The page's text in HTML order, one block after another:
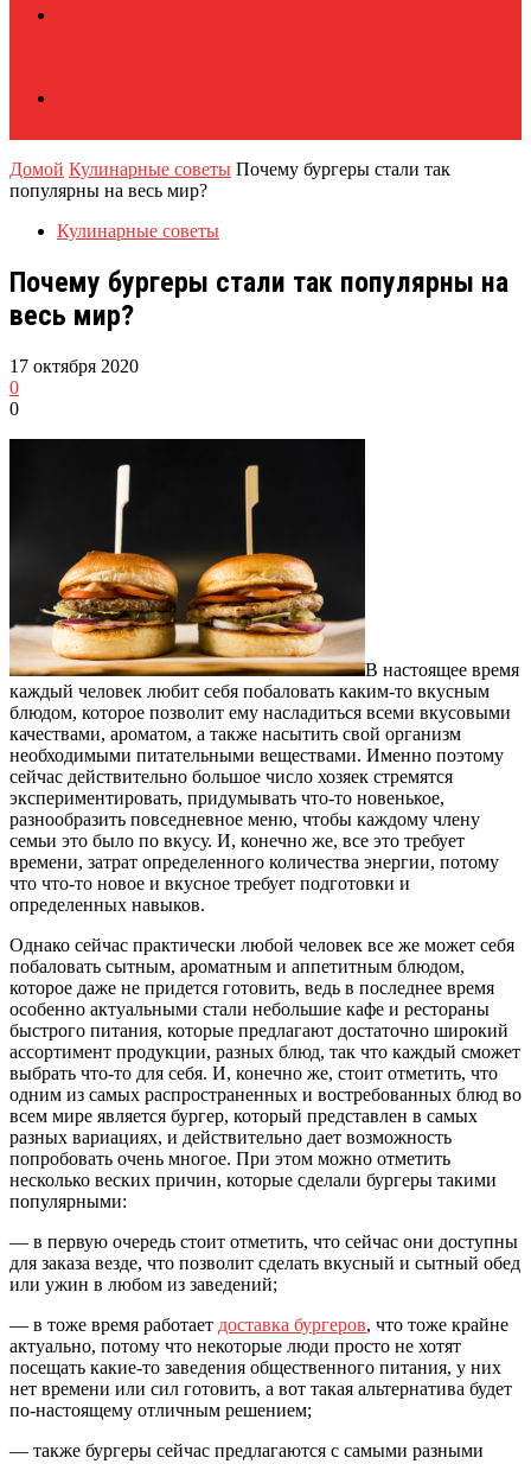
Домой Кулинарные советы Почему бургеры стали так
популярны на весь мир?
Кулинарные советы
Почему бургеры стали так популярны на
весь мир?
17 октября 2020
0
0
В настоящее время
каждый человек любит себя побаловать каким-то вкусным
блюдом, которое позволит ему насладиться всеми вкусовыми
качествами, ароматом, а также насытить свой организм
необходимыми питательными веществами. Именно поэтому
сейчас действительно большое число хозяек стремятся
экспериментировать, придумывать что-то новенькое,
разнообразить повседневное меню, чтобы каждому члену
семьи это было по вкусу. И, конечно же, все это требует
времени, затрат определенного количества энергии, потому
что что-то новое и вкусное требует подготовки и
определенных навыков.
Однако сейчас практически любой человек все же может себя
побаловать сытным, ароматным и аппетитным блюдом,
которое даже не придется готовить, ведь в последнее время
особенно актуальными стали небольшие кафе и рестораны
быстрого питания, которые предлагают достаточно широкий
ассортимент продукции, разных блюд, так что каждый сможет
выбрать что-то для себя. И, конечно же, стоит отметить, что
одним из самых распространенных и востребованных блюд во
всем мире является бургер, который представлен в самых
разных вариациях, и действительно дает возможность
попробовать очень многое. При этом можно отметить
несколько веских причин, которые сделали бургеры такими
популярными:
— в первую очередь стоит отметить, что сейчас они доступны
для заказа везде, что позволит сделать вкусный и сытный обед
или ужин в любом из заведений;
— в тоже время работает доставка бургеров, что тоже крайне
актуально, потому что некоторые люди просто не хотят
посещать какие-то заведения общественного питания, у них
нет времени или сил готовить, а вот такая альтернатива будет
по-настоящему отличным решением;
— также бургеры сейчас предлагаются с самыми разными